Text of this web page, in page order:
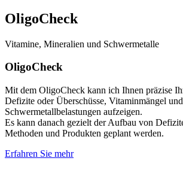
OligoCheck
Vitamine, Mineralien und Schwermetalle
OligoCheck
Mit dem OligoCheck kann ich Ihnen präzise
Defizite oder Überschüsse, Vitaminmängel und
Schwermetallbelastungen aufzeigen.
Es kann danach gezielt der Aufbau von
Methoden und Produkten geplant werden.
Erfahren Sie mehr